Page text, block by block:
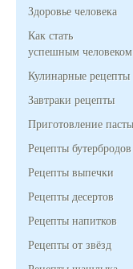
Здоровье человека
Как стать
успешным человеком
Кулинарные рецепты
Завтраки рецепты
Приготовление пасты
Рецепты бутербродов
Рецепты выпечки
Рецепты десертов
Рецепты напитков
Рецепты от звёзд